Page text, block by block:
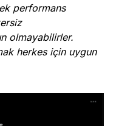
performans
olmayabilirler.
herkes için uygun